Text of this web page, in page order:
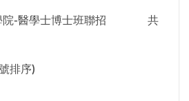
學院-醫學士博士班聯招 共
排序)